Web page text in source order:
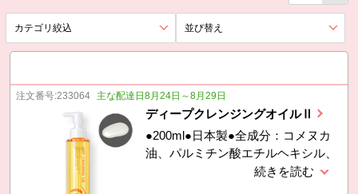
カテゴリ絞込 並び替え
注文番号:233064 主な配達日8月24日～8月29日
ディープクレンジングオイルⅡ
●200ml●日本製●全成分：コメヌカ
油、パルミチン酸エチルヘキシル、
テトラオレイン酸ソルベス-30、ヤ